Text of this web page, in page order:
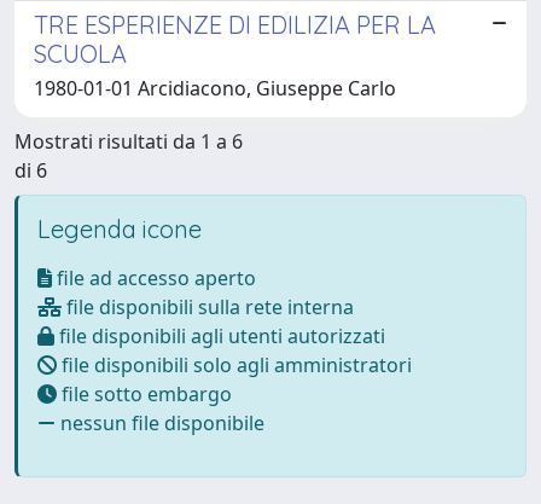
TRE ESPERIENZE DI EDILIZIA PER LA
SCUOLA
1980-01-01 Arcidiacono, Giuseppe Carlo
Mostrati risultati da 1 a 6
di 6
Legenda icone
file ad accesso aperto
file disponibili sulla rete interna
file disponibili agli utenti autorizzati
file disponibili solo agli amministratori
file sotto embargo
nessun file disponibile